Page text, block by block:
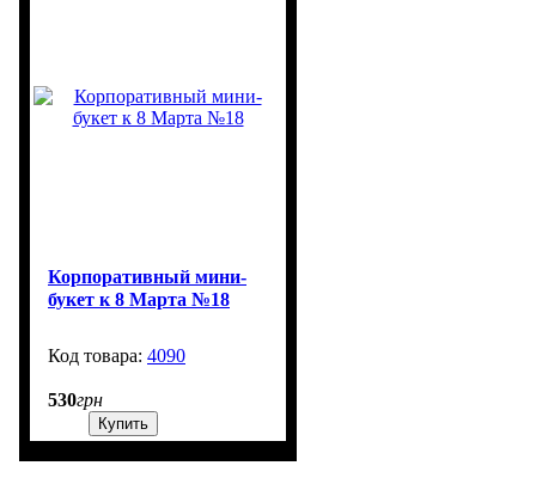
Корпоративный мини-
букет к 8 Марта №18
4090
530грн
Купить